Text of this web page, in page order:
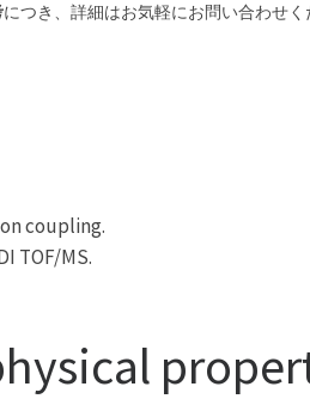
につき、詳細はお気軽にお問い合わせく
coupling.
TOF/MS.